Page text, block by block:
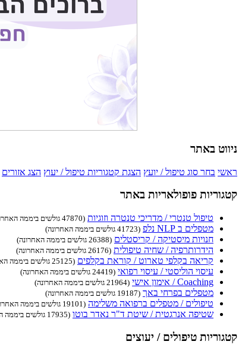
ניווט באתר
ראשי בחר סוג טיפול / יועץ הצגת קטגוריות טיפול / יעוץ הצג אזורים
קטגוריות פופולאריות באתר
טיפול טנטרי / מדריכי טנטרה וזוגיות (47870 גולשים ביממה האחרונה)
מטפלים ב NLP נלפ (41723 גולשים ביממה האחרונה)
חנויות מיסטיקה / קריסטלים (26388 גולשים ביממה האחרונה)
הידרותרפיה / שחיה טיפולית (26176 גולשים ביממה האחרונה)
קריאה בקלפי טארוט / קוראת בקלפים (25125 גולשים ביממה האחרונה)
עיסוי הוליסטי / עיסוי רפואי (24419 גולשים ביממה האחרונה)
Coaching / אימון אישי (21964 גולשים ביממה האחרונה)
מטפלים בפרחי באך (19187 גולשים ביממה האחרונה)
טיפולים / מטפלים ברפואה משלימה (19101 גולשים ביממה האחרונה)
שטיפה אנרגטית / שיטת ד"ר נאדר בוטו (17935 גולשים ביממה האחרונה)
קטגוריות טיפולים / יעוצים